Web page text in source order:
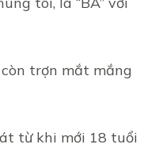
còn trợn mắt mắng
từ khi mới 18 tuổi